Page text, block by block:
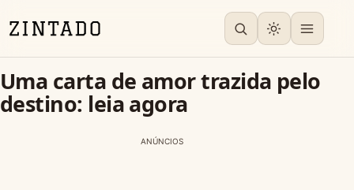
Uma carta de amor trazida pelo
destino: leia agora
ANÚNCIOS